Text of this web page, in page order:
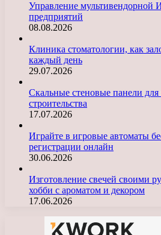
Управление мультивендорной
предприятий
08.08.2026
Клиника стоматологии, как
каждый день
29.07.2026
Скальные стеновые панели
строительства
17.07.2026
Играйте в игровые автоматы
регистрации онлайн
30.06.2026
Изготовление свечей своими
хобби с ароматом и декором
17.06.2026